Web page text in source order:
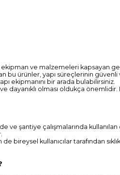
ve malzemeleri kapsayan
bu ürünler, yapı süreçlerinin
ekipmanını bir arada bulabilirsiniz.
dayanıklı olması oldukça
ve şantiye çalışmalarında
bireysel kullanıcılar tarafından